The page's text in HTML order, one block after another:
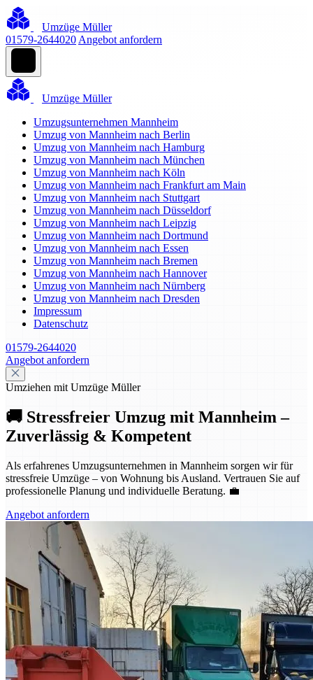
Umzüge Müller
01579-2644020 Angebot anfordern
Umzüge Müller
Umzugsunternehmen Mannheim
Umzug von Mannheim nach Berlin
Umzug von Mannheim nach Hamburg
Umzug von Mannheim nach München
Umzug von Mannheim nach Köln
Umzug von Mannheim nach Frankfurt am Main
Umzug von Mannheim nach Stuttgart
Umzug von Mannheim nach Düsseldorf
Umzug von Mannheim nach Leipzig
Umzug von Mannheim nach Dortmund
Umzug von Mannheim nach Essen
Umzug von Mannheim nach Bremen
Umzug von Mannheim nach Hannover
Umzug von Mannheim nach Nürnberg
Umzug von Mannheim nach Dresden
Impressum
Datenschutz
01579-2644020
Angebot anfordern
Umziehen mit Umzüge Müller
🚚 Stressfreier Umzug mit Mannheim –
Zuverlässig & Kompetent
Als erfahrenes Umzugsunternehmen in Mannheim sorgen wir für
stressfreie Umzüge – von Wohnung bis Ausland. Vertrauen Sie auf
professionelle Planung und individuelle Beratung. 💼
Angebot anfordern